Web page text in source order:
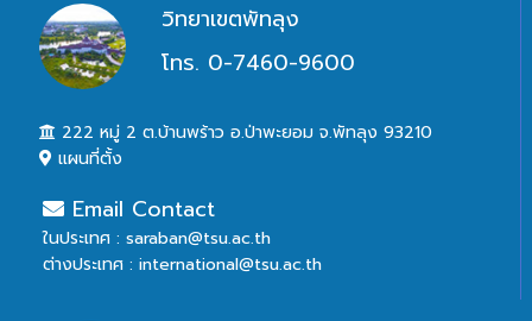
วิทยาเขตพัทลุง
โทร. 0-7460-9600
222 หมู่ 2 ต.บ้านพร้าว อ.ป่าพะยอม จ.พัทลุง 93210
แผนที่ตั้ง
Email Contact
ในประเทศ : saraban@tsu.ac.th
ต่างประเทศ : international@tsu.ac.th